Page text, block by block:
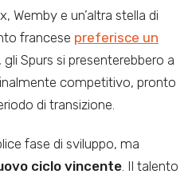
Wemby e un’altra stella di
francese preferisce un
Spurs si presenterebbero a
competitivo, pronto
di transizione.
fase di sviluppo, ma
ciclo vincente. Il talento